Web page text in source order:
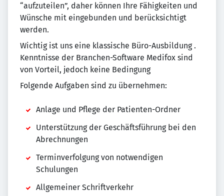
“aufzuteilen”, daher können Ihre Fähigkeiten und
Wünsche mit eingebunden und berücksichtigt
werden.
Wichtig ist uns eine klassische Büro-Ausbildung .
Kenntnisse der Branchen-Software Medifox sind
von Vorteil, jedoch keine Bedingung
Folgende Aufgaben sind zu übernehmen:
Anlage und Pflege der Patienten-Ordner
Unterstützung der Geschäftsführung bei den
Abrechnungen
Terminverfolgung von notwendigen
Schulungen
Allgemeiner Schriftverkehr